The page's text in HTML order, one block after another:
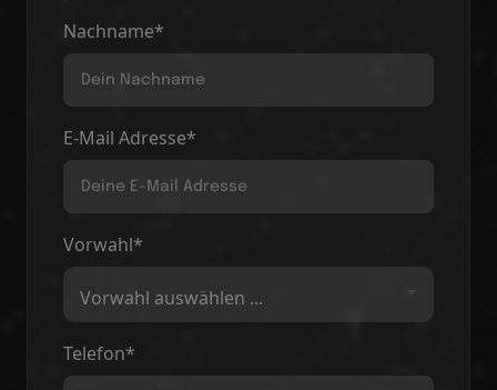
Nachname*
E-Mail Adresse*
Vorwahl*
Vorwahl auswählen ...
Telefon*